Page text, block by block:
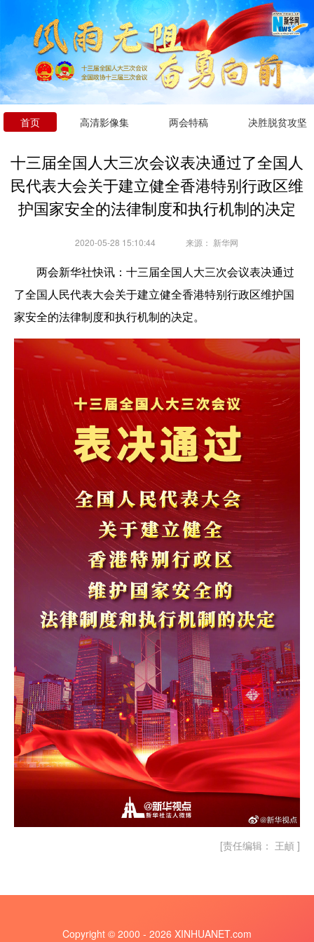
首页 高清影像集 两会特稿 决胜脱贫攻坚
十三届全国人大三次会议表决通过了全国人
民代表大会关于建立健全香港特别行政区维
护国家安全的法律制度和执行机制的决定
2020-05-28 15:10:44 来源： 新华网
两会新华社快讯：十三届全国人大三次会议表决通过
了全国人民代表大会关于建立健全香港特别行政区维护国
家安全的法律制度和执行机制的决定。
[责任编辑： 王頔 ]
Copyright © 2000 - 2026 XINHUANET.com